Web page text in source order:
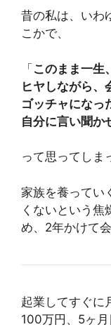
昔の私は、いわ
こかで、
「このまま一生
ヒヤしながら、
ゴッチャになっ
自分に言い聞か
って思ってしま
家族を養ってい
くないという焦
め、2年かけて
起業してすぐに
100万円、5ヶ